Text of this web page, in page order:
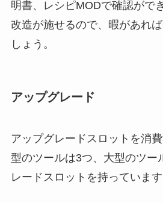
明書、レシピMODで確認がで
改造が施せるので、暇があれ
しょう。
アップグレード
アップグレードスロットを消
型のツールは3つ、大型のツー
レードスロットを持っています